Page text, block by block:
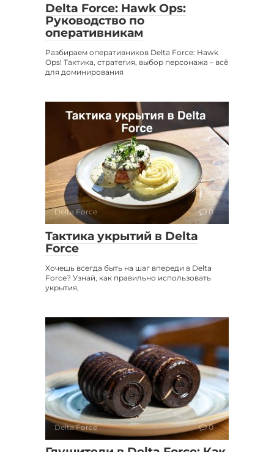
Delta Force: Hawk Ops:
Руководство по
оперативникам
Разбираем оперативников Delta Force: Hawk
Ops! Тактика, стратегия, выбор персонажа – всё
для доминирования
Delta Force 0
Тактика укрытий в Delta
Force
Хочешь всегда быть на шаг впереди в Delta
Force? Узнай, как правильно использовать
укрытия,
Delta Force 0